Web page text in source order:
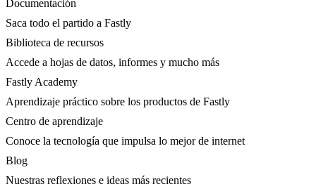
Documentación
Saca todo el partido a Fastly
Biblioteca de recursos
Accede a hojas de datos, informes y mucho más
Fastly Academy
Aprendizaje práctico sobre los productos de Fastly
Centro de aprendizaje
Conoce la tecnología que impulsa lo mejor de internet
Blog
Nuestras reflexiones e ideas más recientes